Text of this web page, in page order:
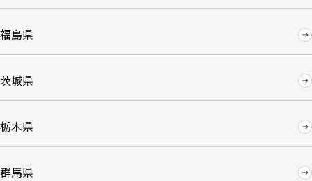
福島県
茨城県
栃木県
群馬県